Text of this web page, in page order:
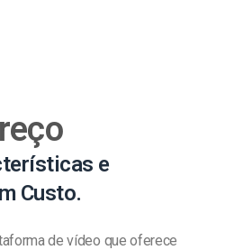
e
Custo.
de vídeo que oferece